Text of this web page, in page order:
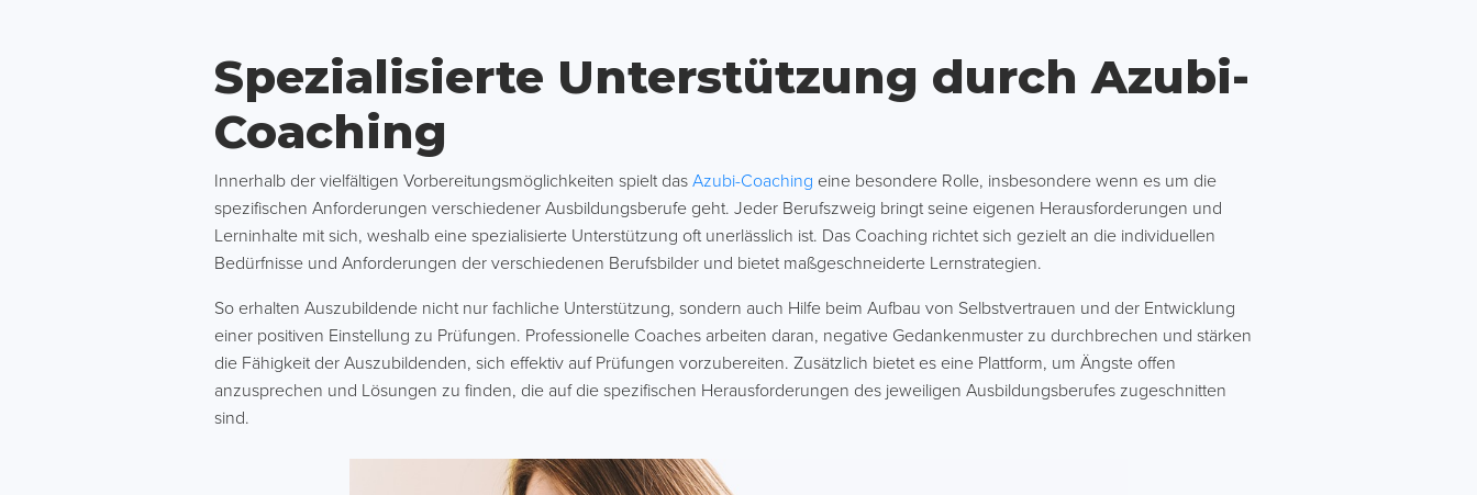
Spezialisierte Unterstützung durch Azubi-
Coaching
Innerhalb der vielfältigen Vorbereitungsmöglichkeiten spielt dasAzubi-Coaching eine besondere Rolle, insbesondere wenn es um die
spezifischen Anforderungen verschiedener Ausbildungsberufe geht. Jeder Berufszweig bringt seine eigenen Herausforderungen und
Lerninhalte mit sich, weshalb eine spezialisierte Unterstützung oft unerlässlich ist. Das Coaching richtet sich gezielt an die individuellen
Bedürfnisse und Anforderungen der verschiedenen Berufsbilder und bietet maßgeschneiderte Lernstrategien.
So erhalten Auszubildende nicht nur fachliche Unterstützung, sondern auch Hilfe beim Aufbau von Selbstvertrauen und der Entwicklung
einer positiven Einstellung zu Prüfungen. Professionelle Coaches arbeiten daran, negative Gedankenmuster zu durchbrechen und stärken
die Fähigkeit der Auszubildenden, sich effektiv auf Prüfungen vorzubereiten. Zusätzlich bietet es eine Plattform, um Ängste offen
anzusprechen und Lösungen zu finden, die auf die spezifischen Herausforderungen des jeweiligen Ausbildungsberufes zugeschnitten
sind.